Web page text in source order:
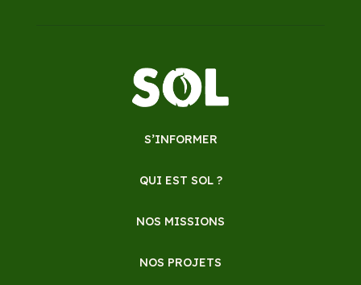
S’INFORMER
QUI EST SOL ?
NOS MISSIONS
NOS PROJETS